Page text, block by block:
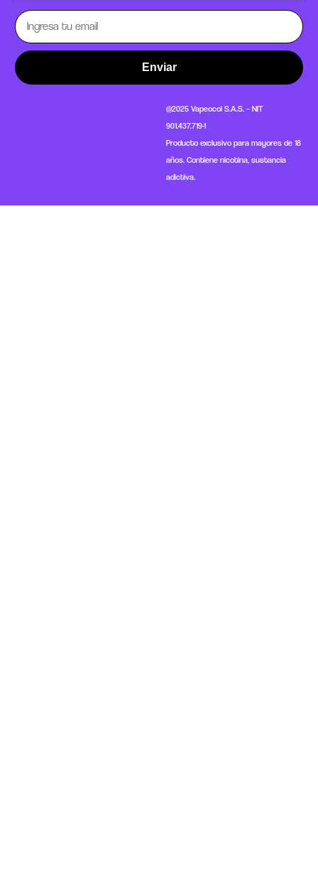
Enviar
@2025 Vapeocol S.A.S. – NIT
901.437.719-1
Producto exclusivo para mayores de 18
años. Contiene nicotina, sustancia
adictiva.